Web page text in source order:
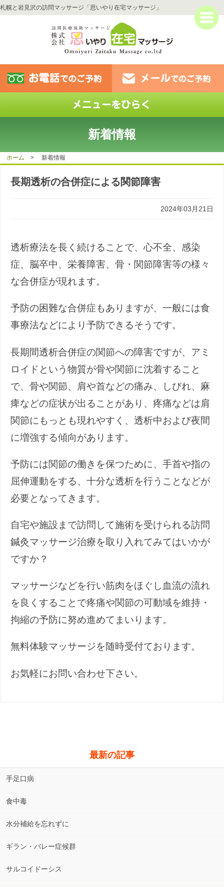
札幌と岩見沢の訪問マッサージ「思いやり在宅マッサージ」
新着情報
ホーム > 新着情報
長期透析の合併症による関節障害
2024年03月21日
透析療法を長く続けることで、心不全、感染
症、脳卒中、栄養障害、骨・関節障害等の様々
な合併症が現れます。
予防の困難な合併症もありますが、一般には食
事療法などにより予防できるそうです。
長期間透析合併症の関節への障害ですが、アミ
ロイドという物質が骨や関節に沈着すること
で、骨や関節、肩や首などの痛み、しびれ、麻
痺などの症状が出ることがあり、疼痛などは肩
関節にもっとも現れやすく、透析中および夜間
に増強する傾向があります。
予防には関節の働きを保つために、手首や指の
屈伸運動をする、十分な透析を行うことなどが
必要となってきます。
自宅や施設まで訪問して施術を受けられる訪問
鍼灸マッサージ治療を取り入れてみてはいかが
ですか？
マッサージなどを行い筋肉をほぐし血流の流れ
を良くすることで疼痛や関節の可動域を維持・
拘縮の予防に努め進めてまいります。
無料体験マッサージを随時受付ております。
お気軽にお問い合わせ下さい。
最新の記事
手足口病
食中毒
水分補給を忘れずに
ギラン・バレー症候群
サルコイドーシス